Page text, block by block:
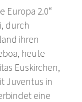
Europa 2.0“
durch
ihren
heute
Euskirchen,
Juventus in
eine